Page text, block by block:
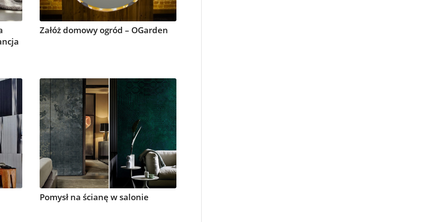
Załóż domowy ogród – OGarden
Pomysł na ścianę w salonie